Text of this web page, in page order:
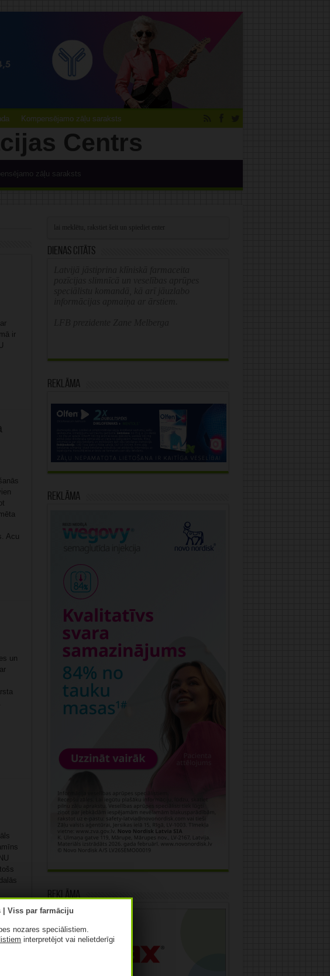
Kompensējamo zāļu saraksts
zāļu saraksts
ir
Acu
un
Dienas citāts
Reklāma
Reklāma
Reklāma
nozares speciālistiem.
interpretējot vai nelietderīgi